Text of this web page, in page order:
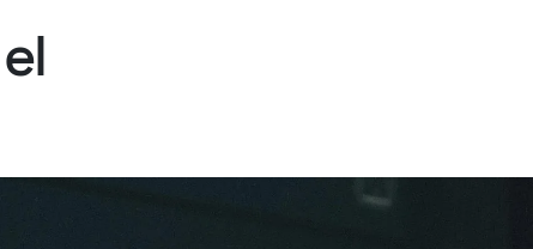
el